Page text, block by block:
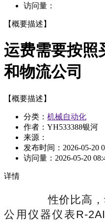
访问量：
【概要描述】
运费需要按照
和物流公司
【概要描述】
分类： 机械自动化
作者：YH533388银河
来源：
发布时间： 2026-05-20
访问量： 2026-05-20
详情
性价比高，
公用仪器仪表R-